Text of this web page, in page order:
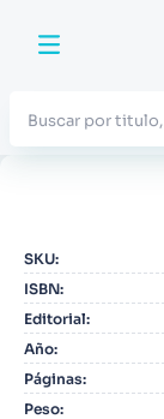
SKU:
ISBN:
Editorial:
Año:
Páginas:
Peso:
2. Blue Lock
3. Jujutsu Kaisen
4. Odisea
5. Manga